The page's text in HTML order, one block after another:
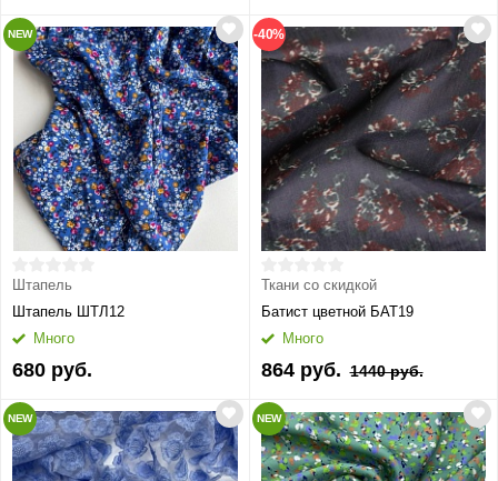
NEW
Штапель
Штапель ШТЛ12
Много
680 руб.
-40%
Ткани со скидкой
Батист цветной БАТ19
Много
864 руб. 1440 руб.
NEW NEW